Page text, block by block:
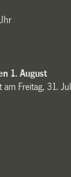
1. August
am Freitag, 31.